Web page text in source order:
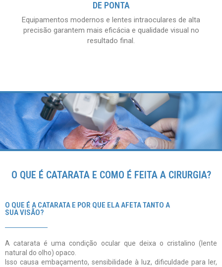
DE PONTA
Equipamentos modernos e lentes intraoculares de alta
precisão garantem mais eficácia e qualidade visual no
resultado final.
O QUE É CATARATA E COMO É FEITA A CIRURGIA?
O QUE É A CATARATA E POR QUE ELA AFETA TANTO A
SUA VISÃO?
A catarata é uma condição ocular que deixa o cristalino (lente
natural do olho) opaco.
Isso causa embaçamento, sensibilidade à luz, dificuldade para ler,